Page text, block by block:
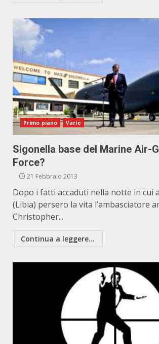
Primo piano Varie
Sigonella base del Marine Air-
Force?
21 Febbraio 2013
Dopo i fatti accaduti nella notte in cui
(Libia) persero la vita l’ambasciatore
Christopher...
Continua a leggere...